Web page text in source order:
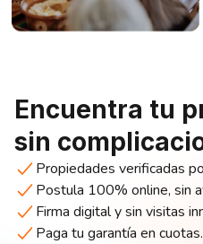
Encuentra tu
sin
Propiedades verificadas
Postula 100% online, sin
Firma digital y sin visitas
Paga tu garantía en cuotas.